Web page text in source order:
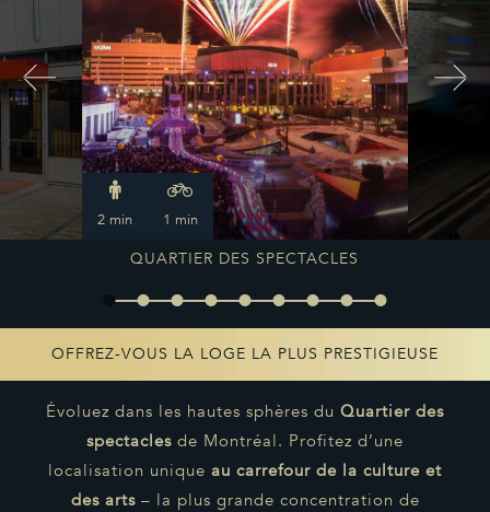
2 min 1 min
QUARTIER DES SPECTACLES
OFFREZ-VOUS LA LOGE LA PLUS PRESTIGIEUSE
Évoluez dans les hautes sphères du Quartier des
spectacles de Montréal. Profitez d’une
localisation unique au carrefour de la culture et
des arts– la plus grande concentration de